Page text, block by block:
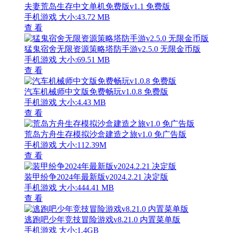
夫妻荒岛生存中文单机免费版v1.1 免费版
手机游戏 大小:43.72 MB
查 看
猛鬼宿舍无限资源策略塔防手游v2.5.0 无限金币版
手机游戏 大小:69.51 MB
查 看
汽车机械师中文版免费畅玩v1.0.8 免费版
手机游戏 大小:4.43 MB
查 看
荒岛方舟生存模拟沙盒建造之旅v1.0 免广告版
手机游戏 大小:112.39M
查 看
装甲纷争2024年最新版v2024.2.21 决定版
手机游戏 大小:444.41 MB
查 看
逃跑吧少年竞技冒险游戏v8.21.0 内置菜单版
手机游戏 大小:1.4GB